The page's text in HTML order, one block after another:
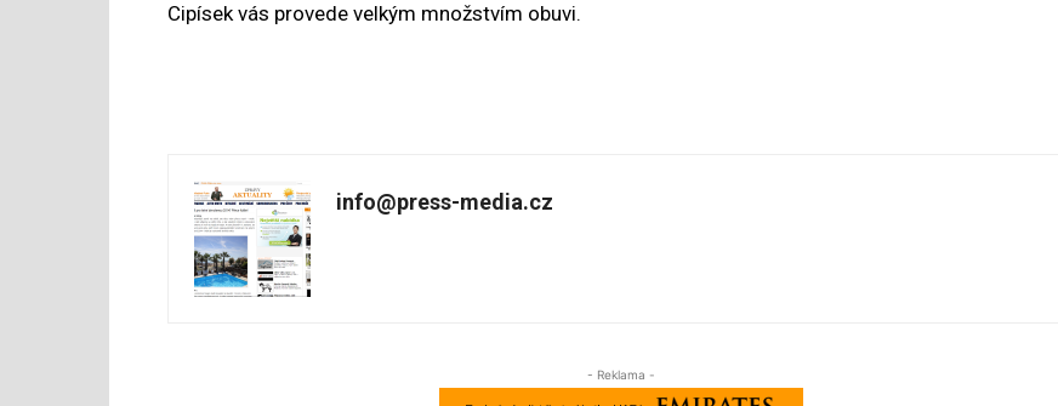
Cipísek vás provede velkým množstvím obuvi.
info@press-media.cz
- Reklama -